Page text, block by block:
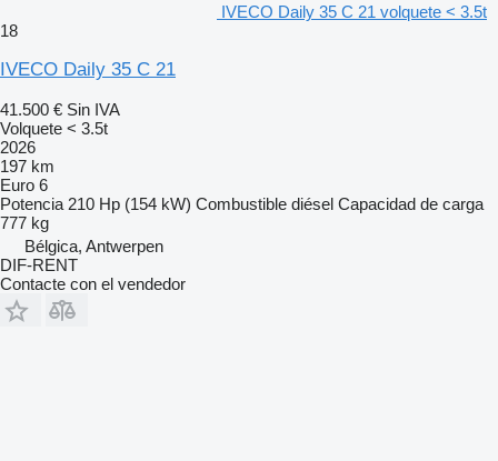
IVECO Daily 35 C 21 volquete < 3.5t
18
IVECO Daily 35 C 21
41.500 € Sin IVA
Volquete < 3.5t
2026
197 km
Euro 6
Potencia 210 Hp (154 kW) Combustible diésel Capacidad de carga
777 kg
Bélgica, Antwerpen
DIF-RENT
Contacte con el vendedor